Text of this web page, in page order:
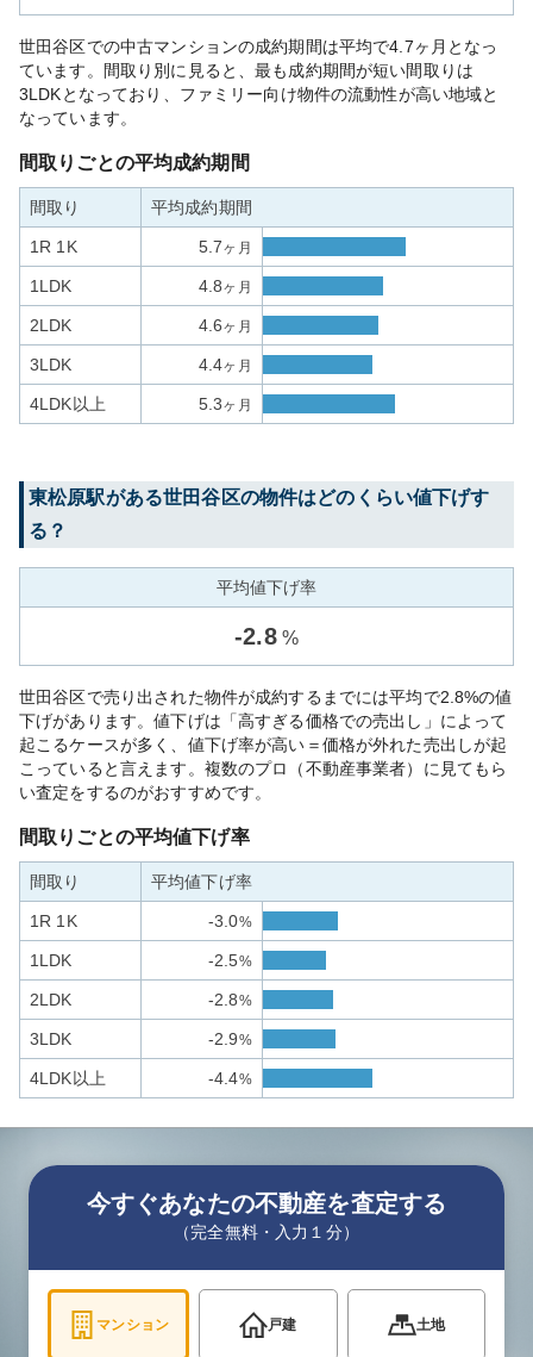
世田谷区での中古マンションの成約期間は平均で4.7ヶ月となっ
ています。間取り別に見ると、最も成約期間が短い間取りは
3LDKとなっており、ファミリー向け物件の流動性が高い地域と
なっています。
間取りごとの平均成約期間
間取り 平均成約期間
1R 1K 5.7ヶ月
1LDK 4.8ヶ月
2LDK 4.6ヶ月
3LDK 4.4ヶ月
4LDK以上 5.3ヶ月
東松原駅がある世田谷区の物件はどのくらい値下げす
る？
平均値下げ率
-2.8 %
世田谷区で売り出された物件が成約するまでには平均で2.8%の値
下げがあります。値下げは「高すぎる価格での売出し」によって
起こるケースが多く、値下げ率が高い＝価格が外れた売出しが起
こっていると言えます。複数のプロ（不動産事業者）に見てもら
い査定をするのがおすすめです。
間取りごとの平均値下げ率
間取り 平均値下げ率
1R 1K -3.0%
1LDK -2.5%
2LDK -2.8%
3LDK -2.9%
4LDK以上 -4.4%
今すぐあなたの不動産を査定する
（完全無料・入力１分）
マンション 戸建 土地